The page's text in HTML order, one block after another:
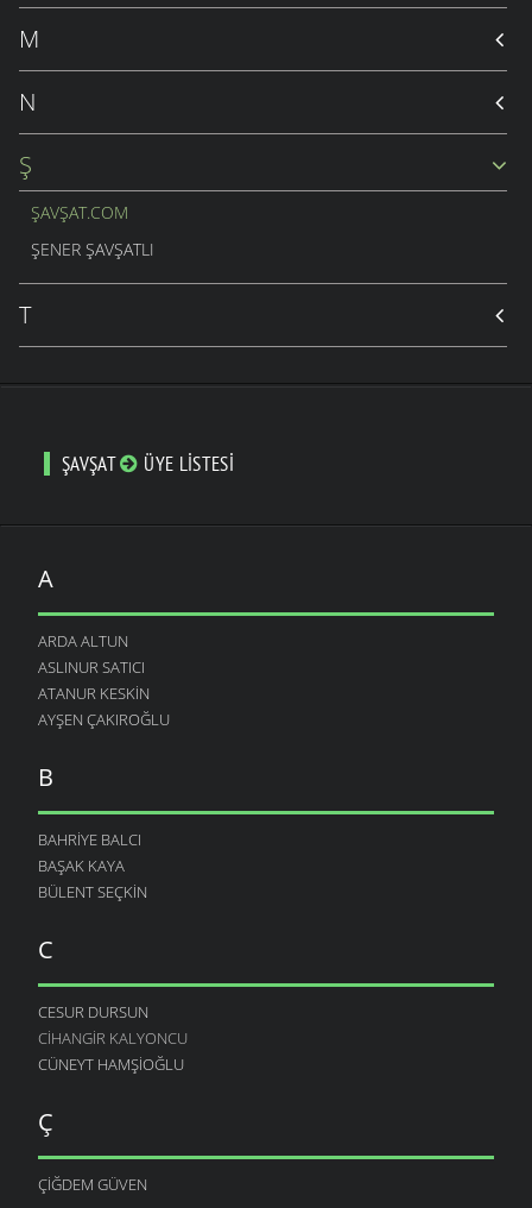
M
N
Ş
ŞAVŞAT.COM
ŞENER ŞAVŞATLI
T
ŞAVŞAT ÜYE LISTESI
A
ARDA ALTUN
ASLINUR SATICI
ATANUR KESKIN
AYŞEN ÇAKIROĞLU
B
BAHRIYE BALCI
BAŞAK KAYA
BÜLENT SEÇKIN
C
CESUR DURSUN
CIHANGIR KALYONCU
CÜNEYT HAMŞIOĞLU
Ç
ÇIĞDEM GÜVEN